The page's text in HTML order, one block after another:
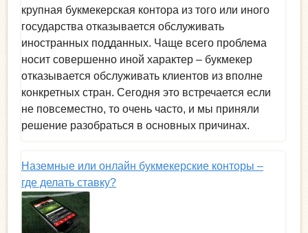
крупная букмекерская контора из того или иного
государства отказывается обслуживать
иностранных подданных. Чаще всего проблема
носит совершенно иной характер – букмекер
отказывается обслуживать клиентов из вполне
конкретных стран. Сегодня это встречается если
не повсеместно, то очень часто, и мы приняли
решение разобраться в основных причинах.
Наземные или онлайн букмекерские конторы –
где делать ставку?